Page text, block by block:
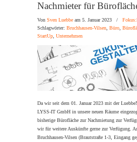
Nachmieter für
Von Sven Luebbe am 5. Januar 2023 /
Schlagwörter: Bruchhausen-Vilsen, Büro,
StartUp, Unternehmen
Da wir seit dem 01. Januar 2023 mit der
LYSS-IT GmbH in unsere neuen Räume
bisherige Bürofläche zur Nachmietung zur
wir für weitere Auskünfte gerne zur Verfügung.
Bruchhausen-Vilsen (Brautstraße 1-3, Eingang